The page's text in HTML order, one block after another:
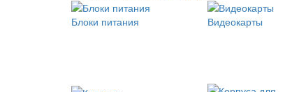
Блоки питания
Видеокарты